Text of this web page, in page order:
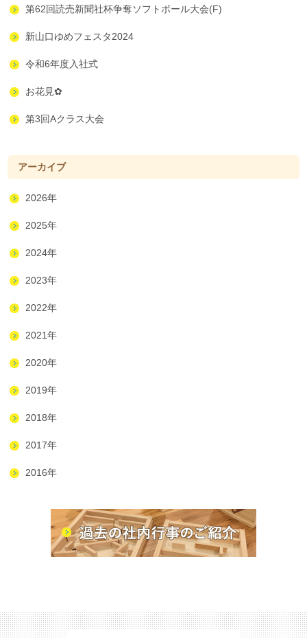
第62回読売新聞社杯争奪ソフトボール大会(F)
新山口ゆめフェスタ2024
令和6年度入社式
お花見✿
第3回Aクラス大会
アーカイブ
2026年
2025年
2024年
2023年
2022年
2021年
2020年
2019年
2018年
2017年
2016年